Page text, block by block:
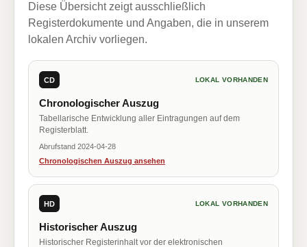
Diese Übersicht zeigt ausschließlich
Registerdokumente und Angaben, die in unserem
lokalen Archiv vorliegen.
CD LOKAL VORHANDEN
Chronologischer Auszug
Tabellarische Entwicklung aller Eintragungen auf dem
Registerblatt.
Abrufstand 2024-04-28
Chronologischen Auszug ansehen
HD LOKAL VORHANDEN
Historischer Auszug
Historischer Registerinhalt vor der elektronischen